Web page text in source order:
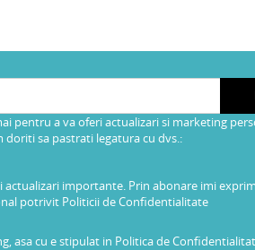
pentru a va oferi actualizari si marketing
sa pastrati legatura cu dvs.:
importante. Prin abonare imi exprim
potrivit Politicii de Confidentialitate
asa cu e stipulat in Politica de